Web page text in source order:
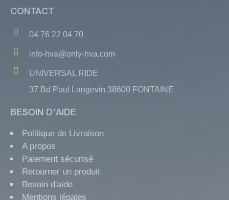
CONTACT
04 76 22 04 70
info-hva@only-hva.com
UNIVERSAL RIDE
37 Bd Paul Langevin 38600 FONTAINE
BESOIN D'AIDE
Politique de Livraison
A propos
Paiement sécurisé
Retourner un produit
Besoin d'aide
Mentions légales